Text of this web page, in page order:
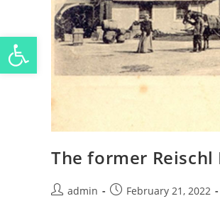
Open toolbar
The former Reischl
admin February 21, 2022